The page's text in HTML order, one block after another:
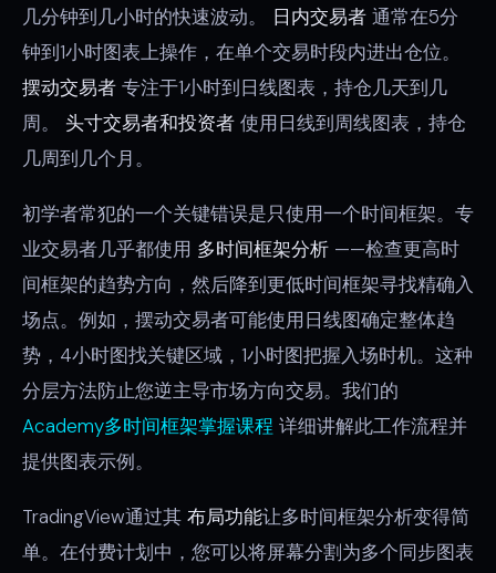
几分钟到几小时的快速波动。 日内交易者 通常在5分
钟到1小时图表上操作，在单个交易时段内进出仓位。
摆动交易者 专注于1小时到日线图表，持仓几天到几
周。 头寸交易者和投资者 使用日线到周线图表，持仓
几周到几个月。
初学者常犯的一个关键错误是只使用一个时间框架。专
业交易者几乎都使用 多时间框架分析 ——检查更高时
间框架的趋势方向，然后降到更低时间框架寻找精确入
场点。例如，摆动交易者可能使用日线图确定整体趋
势，4小时图找关键区域，1小时图把握入场时机。这种
分层方法防止您逆主导市场方向交易。我们的
Academy多时间框架掌握课程 详细讲解此工作流程并
提供图表示例。
TradingView通过其 布局功能让多时间框架分析变得简
单。在付费计划中，您可以将屏幕分割为多个同步图表